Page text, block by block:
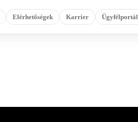
Elérhetőségek Karrier Ügyfélportál